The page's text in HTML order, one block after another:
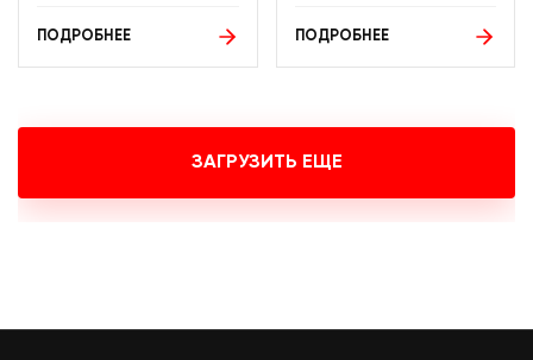
ПОДРОБНЕЕ ПОДРОБНЕЕ
ЗАГРУЗИТЬ ЕЩЕ